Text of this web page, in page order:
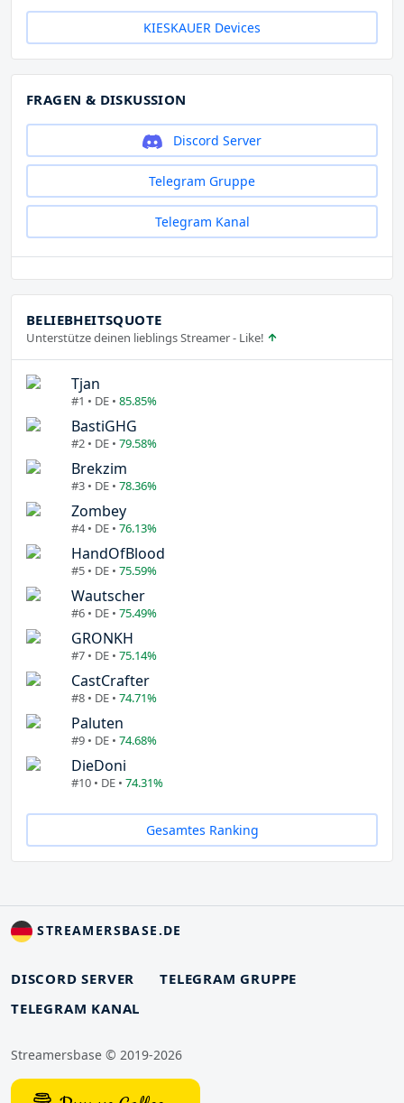
KIESKAUER Devices
FRAGEN & DISKUSSION
Discord Server
Telegram Gruppe
Telegram Kanal
BELIEBHEITSQUOTE
Unterstütze deinen lieblings Streamer - Like!
Tjan
#1 • DE • 85.85%
BastiGHG
#2 • DE • 79.58%
Brekzim
#3 • DE • 78.36%
Zombey
#4 • DE • 76.13%
HandOfBlood
#5 • DE • 75.59%
Wautscher
#6 • DE • 75.49%
GRONKH
#7 • DE • 75.14%
CastCrafter
#8 • DE • 74.71%
Paluten
#9 • DE • 74.68%
DieDoni
#10 • DE • 74.31%
Gesamtes Ranking
STREAMERSBASE.DE
DISCORD SERVER
TELEGRAM GRUPPE
TELEGRAM KANAL
Streamersbase © 2019-2026